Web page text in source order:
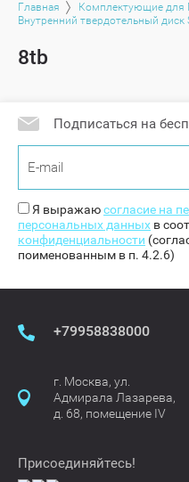
Главная
Комплектующие для
Внутренний твердотельный диск
8tb
Подписаться на
Я выражаюсогласие на
персональных данных в
конфиденциальности
поименованным в п. 4.2.6)
+79958838000
г. Москва, ул.
Адмирала Лазарева,
д. 68, помещение IV
Присоединяйтесь!